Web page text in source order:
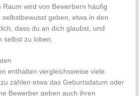
Raum wird von Bewerbern häufig
geben, etwa in den
dass du an dich glaubst, und
selbst zu loben.
enthalten vergleichsweise viele
zählen etwa das Geburtsdatum oder
Bewerber geben auch ihren